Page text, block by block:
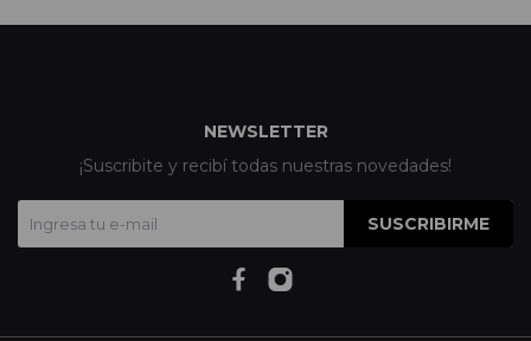
NEWSLETTER
¡Suscribite y recibí todas nuestras novedades!
SUSCRIBIRME